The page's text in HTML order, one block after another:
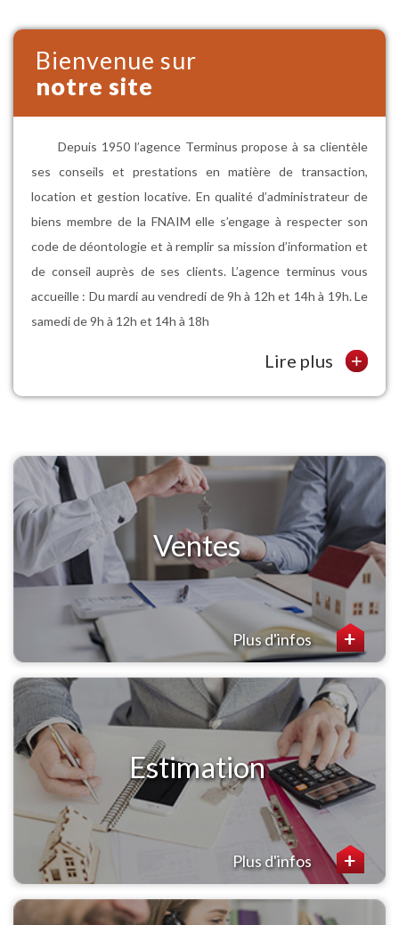
Bienvenue sur
notre site
Depuis 1950 l’agence Terminus propose à sa clientèle
ses conseils et prestations en matière de transaction,
location et gestion locative. En qualité d’administrateur de
biens membre de la FNAIM elle s’engage à respecter son
code de déontologie et à remplir sa mission d’information et
de conseil auprès de ses clients. L’agence terminus vous
accueille : Du mardi au vendredi de 9h à 12h et 14h à 19h. Le
samedi de 9h à 12h et 14h à 18h
Lire plus +
Ventes
Plus d'infos
Estimation
Plus d'infos